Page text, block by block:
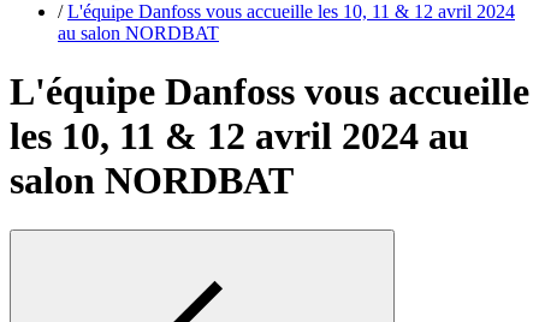
/ L'équipe Danfoss vous accueille les 10, 11 & 12 avril 2024
au salon NORDBAT
L'équipe Danfoss vous accueille
les 10, 11 & 12 avril 2024 au
salon NORDBAT